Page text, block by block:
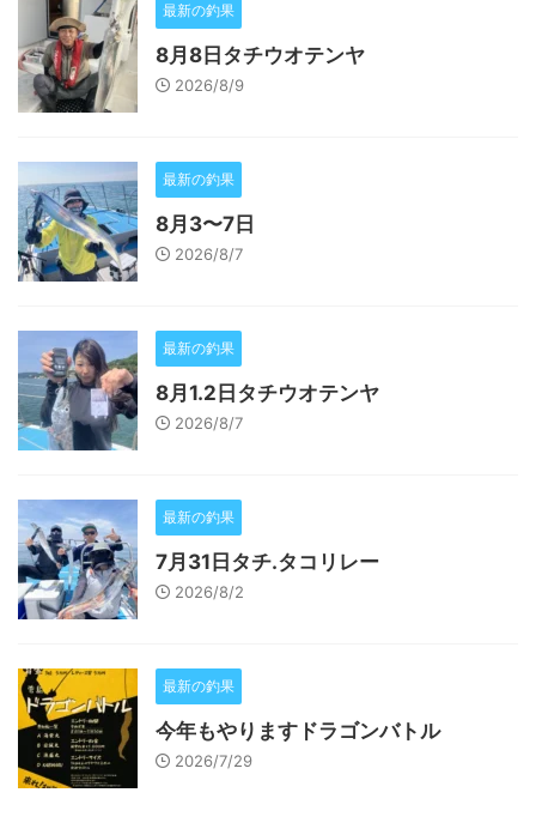
最新の釣果
8月8日タチウオテンヤ
2026/8/9
最新の釣果
8月3〜7日
2026/8/7
最新の釣果
8月1.2日タチウオテンヤ
2026/8/7
最新の釣果
7月31日タチ.タコリレー
2026/8/2
最新の釣果
今年もやりますドラゴンバトル
2026/7/29